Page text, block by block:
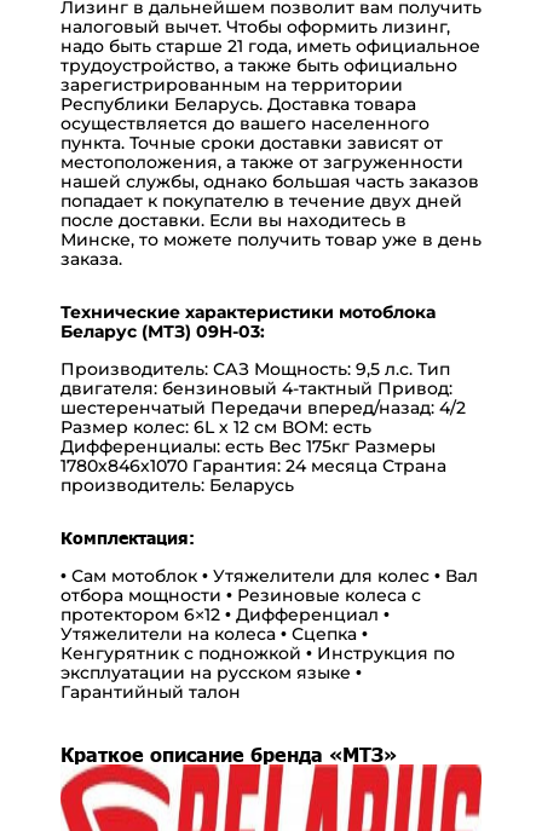
Лизинг в дальнейшем позволит вам получить
налоговый вычет. Чтобы оформить лизинг,
надо быть старше 21 года, иметь официальное
трудоустройство, а также быть официально
зарегистрированным на территории
Республики Беларусь. Доставка товара
осуществляется до вашего населенного
пункта. Точные сроки доставки зависят от
местоположения, а также от загруженности
нашей службы, однако большая часть заказов
попадает к покупателю в течение двух дней
после доставки. Если вы находитесь в
Минске, то можете получить товар уже в день
заказа.
Технические характеристики мотоблока
Беларус (МТЗ) 09Н-03:
Производитель: САЗ Мощность: 9,5 л.с. Тип
двигателя: бензиновый 4-тактный Привод:
шестеренчатый Передачи вперед/назад: 4/2
Размер колес: 6L х 12 см ВОМ: есть
Дифференциалы: есть Вес 175кг Размеры
1780х846х1070 Гарантия: 24 месяца Страна
производитель: Беларусь
Комплектация:
• Сам мотоблок • Утяжелители для колес • Вал
отбора мощности • Резиновые колеса с
протектором 6×12 • Дифференциал •
Утяжелители на колеса • Сцепка •
Кенгурятник с подножкой • Инструкция по
эксплуатации на русском языке •
Гарантийный талон
Краткое описание бренда «МТЗ»